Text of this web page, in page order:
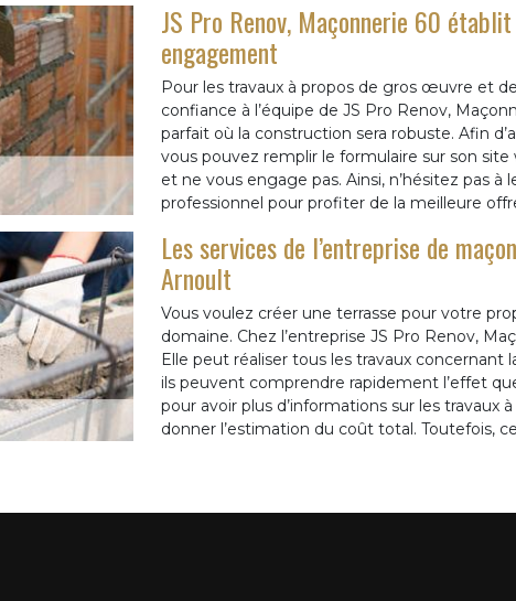
JS Pro Renov, Maçonnerie 60
engagement
Pour les travaux à propos de gros œuvre et
confiance à l’équipe de JS Pro Renov,
parfait où la construction sera robuste. Afin
vous pouvez remplir le formulaire sur son
et ne vous engage pas. Ainsi, n’hésitez pas
professionnel pour profiter de la meilleure
Les services de l’entreprise de
Arnoult
Vous voulez créer une terrasse pour votre
domaine. Chez l’entreprise JS Pro Renov,
Elle peut réaliser tous les travaux concernant
ils peuvent comprendre rapidement l’effet
pour avoir plus d’informations sur les
donner l’estimation du coût total. Toutefois,